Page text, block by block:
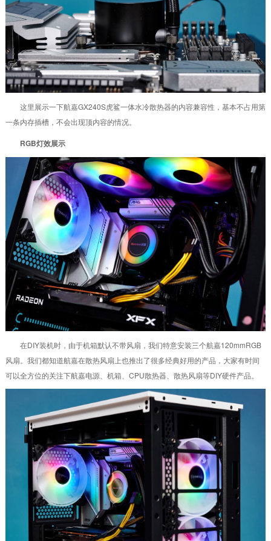
这里展示一下航嘉GX240S虎鲨一体水冷散热器的内容兼容性，基本不占用第
一条内存插槽，不会出现顶内容的情况。
RGB灯效展示
在DIY装机时，由于机箱默认不带风扇，我们特意安装三个航嘉120mmRGB
风扇。我们都知道航嘉在散热风扇上也推出了很多经典好用的产品，大家有时间
可以全方位的关注下航嘉电源、机箱、CPU散热器、散热风扇等DIY硬件产品。